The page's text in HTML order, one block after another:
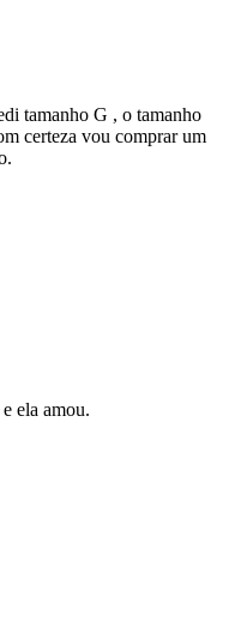
tamanho G , o tamanho
certeza vou comprar um
ela amou.